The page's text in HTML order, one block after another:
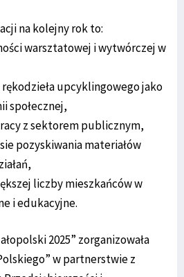
na kolejny rok to:
warsztatowej i wytwórczej w
upcyklingowego jako
społecznej,
z sektorem publicznym,
pozyskiwania materiałów
liczby mieszkańców w
i edukacyjne.
2025” zorganizowała
w partnerstwie z